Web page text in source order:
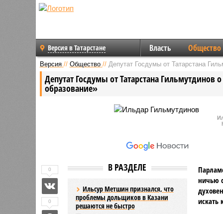
Версия в Татарстане Власть Общество
Версия // Общество // Депутат Госдумы от Татарстана
Депутат Госдумы от Татарстана Гильмутдинов
образование»
В РАЗДЕЛЕ
Ильсур Метшин признался, что
проблемы дольщиков в Казани
решаются не быстро
ничью
искать
0
0